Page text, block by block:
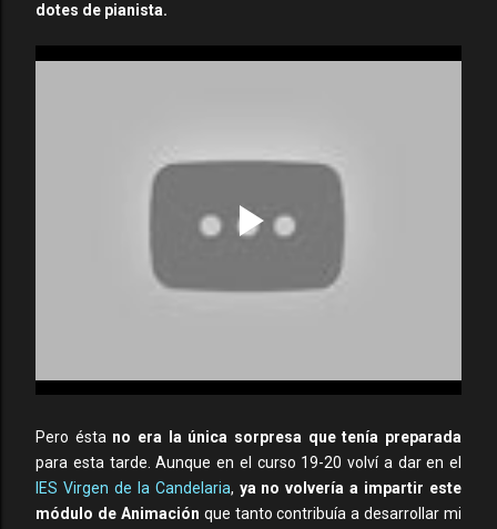
dotes de pianista.
Pero ésta no era la única sorpresa que tenía preparada
para esta tarde. Aunque en el curso 19-20 volví a dar en el
IES Virgen de la Candelaria, ya no volvería a impartir este
módulo de Animación que tanto contribuía a desarrollar mi